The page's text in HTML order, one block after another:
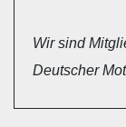
Wir sind
Deutscher